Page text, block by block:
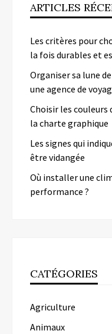
ARTICLES
Les critères pour
la fois durables et
Organiser sa lune
une agence de
Choisir les couleurs
la charte graphique
Les signes qui
être vidangée
Où installer une
performance ?
CATÉGORIES
Agriculture
Animaux